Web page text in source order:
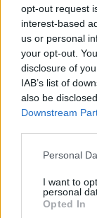
opt-out request
interest-based
us or personal
your opt-out.
disclosure of
IAB’s list of
also be
Downstream
Please note
not limited to
grant or deny
use your data
Personal
I want to
personal
Opted In
Αν τα χάσατε